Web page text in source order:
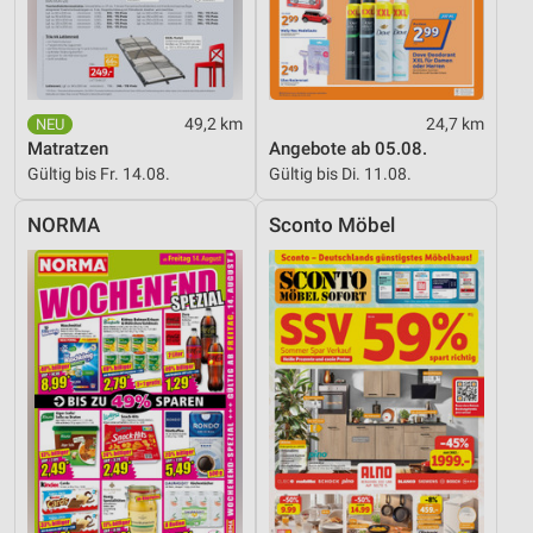
49,2 km
Matratzen
Gültig bis Fr. 14.08.
24,7 km
Angebote ab 05.08.
Gültig bis Di. 11.08.
NORMA Sconto Möbel
Messung der Performance von Inhalten
Analyse von Zielgruppen durch Statistiken oder
Kombinationen von Daten aus verschiedenen
Quellen
Entwicklung und Verbesserung der Angebote
Inhalten
IAB-Besonderheiten:
Verwendung genauer Standortdaten
Geräte anhand von aktiv angeforderten
Informationen identifizieren
Nicht-IAB-Verarbeitungszwecke:
Notwendig
Performance